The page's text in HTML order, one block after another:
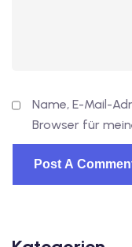
Name, E-Mail-
Browser für